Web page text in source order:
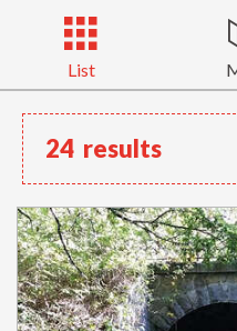
List
24 results